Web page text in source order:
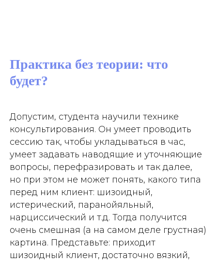
Практика без теории: что
будет?
Допустим, студента научили технике
консультирования. Он умеет проводить
сессию так, чтобы укладываться в час,
умеет задавать наводящие и уточняющие
вопросы, перефразировать и так далее,
но при этом не может понять, какого типа
перед ним клиент: шизоидный,
истерический, паранойяльный,
нарциссический и т.д. Тогда получится
очень смешная (а на самом деле грустная)
картина. Представьте: приходит
шизоидный клиент, достаточно вязкий,